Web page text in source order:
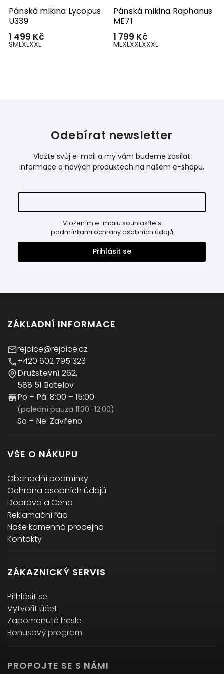
Pánská mikina Lycopus
U339
1 499 Kč
SMLXLXXL
Pánská mikina Raphanus
ME71
1 799 Kč
MLXLXXLXXXL
Odebírat newsletter
Vložte svůj e-mail a my vám budeme zasílat
informace o nových produktech na našem e-shopu.
podmínkami ochrany osobních údajů
Přihlásit se
ZÁKLADNÍ INFORMACE
rejoice@rejoice.cz
+420 602 795 323
Družstevní 262,
588 51 Batelov
Po – Pá: 8:00 – 15:00
(polední pauza 11:30–12:00)
So – Ne: Zavřeno
VŠE O NÁKUPU
Obchodní podmínky
Ochrana osobních údajů
Doprava a Cena
Reklamační řád
Naše kamenná prodejna
Kontakty
ZÁKAZNICKÝ SERVIS
Přihlásit se
Vytvořit účet
Zapomenuté heslo
Bonusový program
PROPOJTE SE S NÁMI